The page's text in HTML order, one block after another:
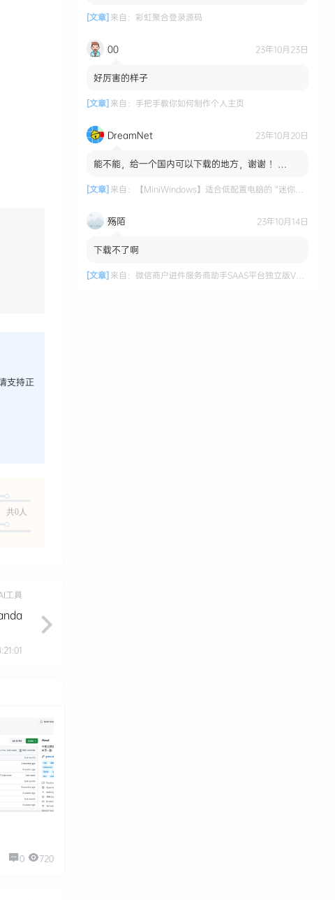
支持正
共0人
工具
0 720
[文章]来自： 彩虹聚合登录源码
00 23年10月23日
好厉害的样子
[文章]来自： 手把手教你如何制作个人主页
DreamNet 23年10月20日
能不能，给一个国内可以下载的地方，谢谢 ！
Windows 系统 国内...
[文章]来自： 【MiniWindows】适合低配置电脑的 “迷你版” Windows 系统
殇陌 23年10月14日
下载不了啊
[文章]来自： 微信商户进件服务商助手SAAS平台独立版V3.0.3 +小程序前端修复版